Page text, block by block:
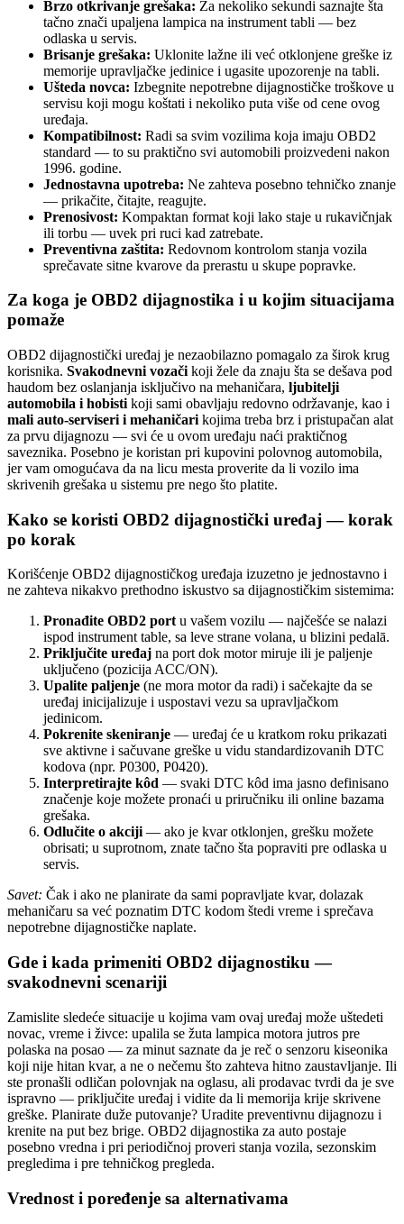
Brzo otkrivanje grešaka: Za nekoliko sekundi saznajte šta
tačno znači upaljena lampica na instrument tabli — bez
odlaska u servis.
Brisanje grešaka: Uklonite lažne ili već otklonjene greške iz
memorije upravljačke jedinice i ugasite upozorenje na tabli.
Ušteda novca: Izbegnite nepotrebne dijagnostičke troškove u
servisu koji mogu koštati i nekoliko puta više od cene ovog
uređaja.
Kompatibilnost: Radi sa svim vozilima koja imaju OBD2
standard — to su praktično svi automobili proizvedeni nakon
1996. godine.
Jednostavna upotreba: Ne zahteva posebno tehničko znanje
— prikačite, čitajte, reagujte.
Prenosivost: Kompaktan format koji lako staje u rukavičnjak
ili torbu — uvek pri ruci kad zatrebate.
Preventivna zaštita: Redovnom kontrolom stanja vozila
sprečavate sitne kvarove da prerastu u skupe popravke.
Za koga je OBD2 dijagnostika i u kojim situacijama
pomaže
OBD2 dijagnostički uređaj je nezaobilazno pomagalo za širok krug
korisnika. Svakodnevni vozači koji žele da znaju šta se dešava pod
haudom bez oslanjanja isključivo na mehaničara, ljubitelji
automobila i hobisti koji sami obavljaju redovno održavanje, kao i
mali auto-serviseri i mehaničari kojima treba brz i pristupačan alat
za prvu dijagnozu — svi će u ovom uređaju naći praktičnog
saveznika. Posebno je koristan pri kupovini polovnog automobila,
jer vam omogućava da na licu mesta proverite da li vozilo ima
skrivenih grešaka u sistemu pre nego što platite.
Kako se koristi OBD2 dijagnostički uređaj — korak
po korak
Korišćenje OBD2 dijagnostičkog uređaja izuzetno je jednostavno i
ne zahteva nikakvo prethodno iskustvo sa dijagnostičkim sistemima:
Pronađite OBD2 portu vašem vozilu — najčešće se nalazi
ispod instrument table, sa leve strane volana, u blizini pedalā.
Priključite uređaj na port dok motor miruje ili je paljenje
uključeno (pozicija ACC/ON).
Upalite paljenje (ne mora motor da radi) i sačekajte da se
uređaj inicijalizuje i uspostavi vezu sa upravljačkom
jedinicom.
Pokrenite skeniranje — uređaj će u kratkom roku prikazati
sve aktivne i sačuvane greške u vidu standardizovanih DTC
kodova (npr. P0300, P0420).
Interpretirajte kôd — svaki DTC kôd ima jasno definisano
značenje koje možete pronaći u priručniku ili online bazama
grešaka.
Odlučite o akciji— ako je kvar otklonjen, grešku možete
obrisati; u suprotnom, znate tačno šta popraviti pre odlaska u
servis.
Savet: Čak i ako ne planirate da sami popravljate kvar, dolazak
mehaničaru sa već poznatim DTC kodom štedi vreme i sprečava
nepotrebne dijagnostičke naplate.
Gde i kada primeniti OBD2 dijagnostiku —
svakodnevni scenariji
Zamislite sledeće situacije u kojima vam ovaj uređaj može uštedeti
novac, vreme i živce: upalila se žuta lampica motora jutros pre
polaska na posao — za minut saznate da je reč o senzoru kiseonika
koji nije hitan kvar, a ne o nečemu što zahteva hitno zaustavljanje. Ili
ste pronašli odličan polovnjak na oglasu, ali prodavac tvrdi da je sve
ispravno — priključite uređaj i vidite da li memorija krije skrivene
greške. Planirate duže putovanje? Uradite preventivnu dijagnozu i
krenite na put bez brige. OBD2 dijagnostika za auto postaje
posebno vredna i pri periodičnoj proveri stanja vozila, sezonskim
pregledima i pre tehničkog pregleda.
Vrednost i poređenje sa alternativama